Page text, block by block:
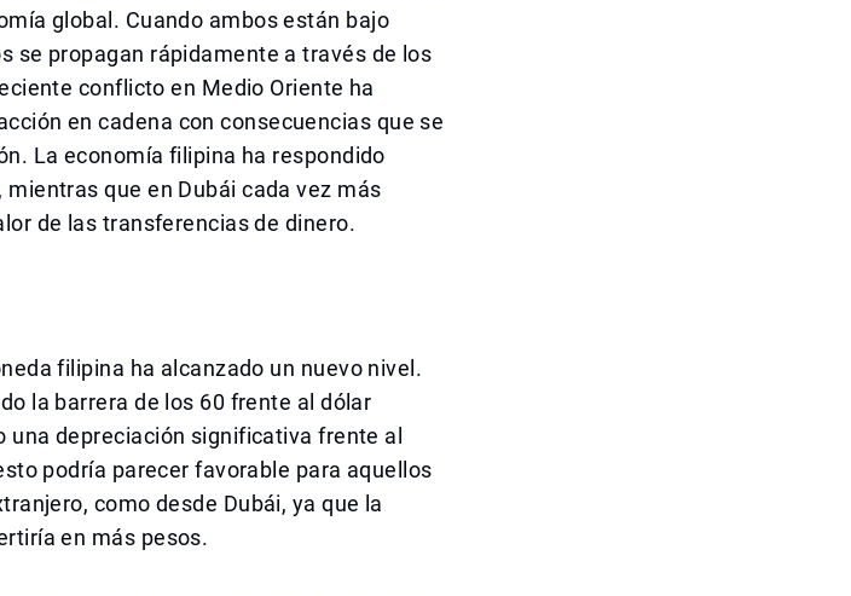
global. Cuando ambos están bajo
se propagan rápidamente a través de los
conflicto en Medio Oriente ha
en cadena con consecuencias que se
La economía filipina ha respondido
que en Dubái cada vez más
de las transferencias de dinero.
filipina ha alcanzado un nuevo nivel.
la barrera de los 60 frente al dólar
depreciación significativa frente al
podría parecer favorable para aquellos
como desde Dubái, ya que la
en más pesos.